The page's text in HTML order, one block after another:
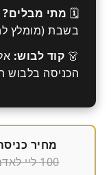
🗓️ מתי מבלים?
בשבת (מומלץ
👗 קוד לבוש:
הכניסה בלבוש
מחיר
100 ליי לאדם